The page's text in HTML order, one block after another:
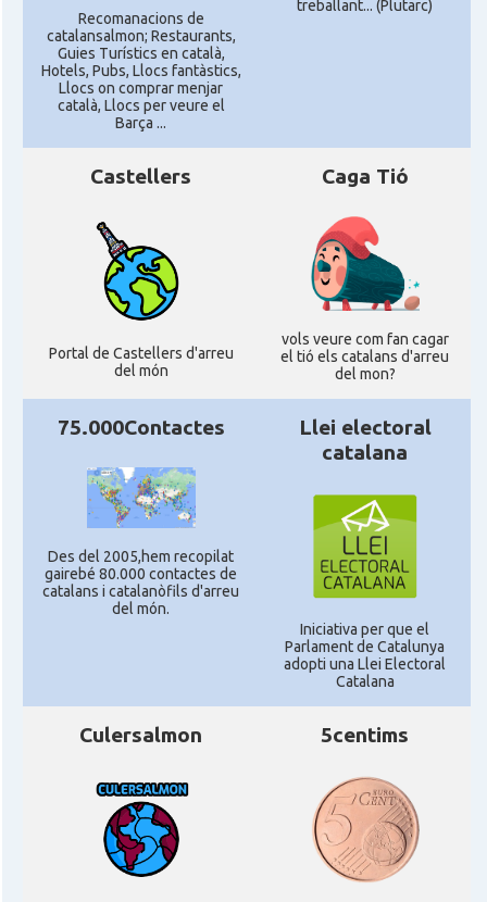
Recomanacions de
catalansalmon; Restaurants,
Guies Turístics en català,
Hotels, Pubs, Llocs fantàstics,
Llocs on comprar menjar
català, Llocs per veure el
Barça ...
treballant... (Plutarc)
Castellers
Portal de Castellers d'arreu
del món
Caga Tió
vols veure com fan cagar
el tió els catalans d'arreu
del mon?
75.000Contactes
Des del 2005,hem recopilat
gairebé 80.000 contactes de
catalans i catalanòfils d'arreu
del món.
Llei electoral
catalana
Iniciativa per que el
Parlament de Catalunya
adopti una Llei Electoral
Catalana
Culersalmon 5centims